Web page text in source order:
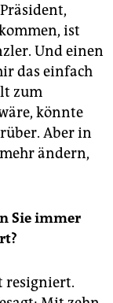
ist
Und einen
das einfach
zum
könnte
Aber in
ändern,
Sie immer
resigniert.